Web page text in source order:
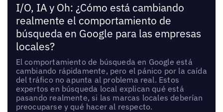
I/O, IA y Oh: ¿Cómo está cambiando
realmente el comportamiento de
búsqueda en Google para las empresas
locales?
El comportamiento de búsqueda en Google está
cambiando rápidamente, pero el pánico por la caída
del tráfico no apunta al problema real. Estos
expertos en búsqueda local explican qué está
pasando realmente, si las marcas locales deberían
preocuparse y qué hacer al respecto.